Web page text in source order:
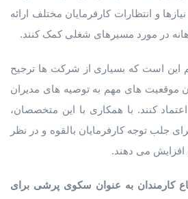
و انتظارات کارفرمایان مختلف ارائه
در مورد مسیرهای شغلی کمک کنند.
این است که بسیاری از شرکت ها ترجیح
موقعیت های مهم به توصیه های مدیران
کنند. با همکاری با این متخصصان،
جلب توجه کارفرمایان بالقوه و در نظر
می دهند.
کارمندان به عنوان سکوی پرشی برای